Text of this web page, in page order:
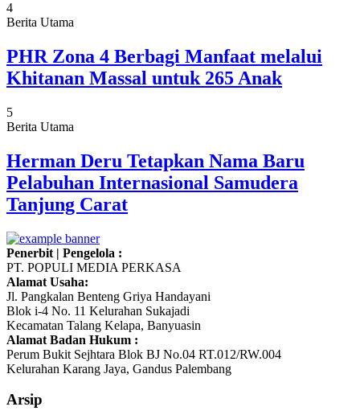
4
Berita Utama
PHR Zona 4 Berbagi Manfaat melalui
Khitanan Massal untuk 265 Anak
5
Berita Utama
Herman Deru Tetapkan Nama Baru
Pelabuhan Internasional Samudera
Tanjung Carat
Penerbit | Pengelola :
PT. POPULI MEDIA PERKASA
Alamat Usaha:
Jl. Pangkalan Benteng Griya Handayani
Blok i-4 No. 11 Kelurahan Sukajadi
Kecamatan Talang Kelapa, Banyuasin
Alamat Badan Hukum :
Perum Bukit Sejhtara Blok BJ No.04 RT.012/RW.004
Kelurahan Karang Jaya, Gandus Palembang
Arsip